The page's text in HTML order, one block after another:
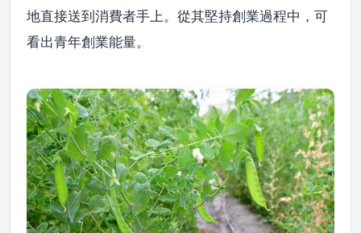
地直接送到消費者手上。從其堅持創業過程中，可
看出青年創業能量。